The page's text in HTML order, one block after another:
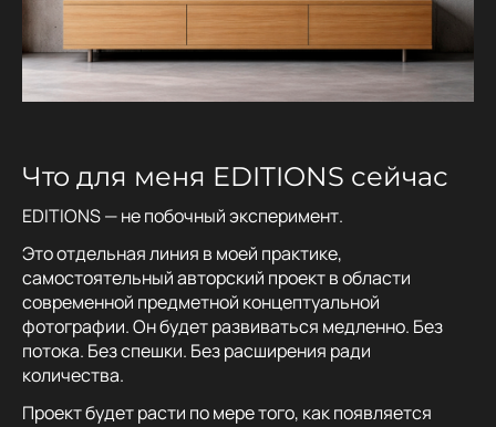
Что для меня EDITIONS сейчас
EDITIONS — не побочный эксперимент.
Это отдельная линия в моей практике,
самостоятельный авторский проект в области
современной предметной концептуальной
фотографии. Он будет развиваться медленно. Без
потока. Без спешки. Без расширения ради
количества.
Проект будет расти по мере того, как появляется